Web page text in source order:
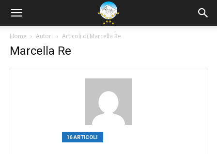
Home Autori Articoli di Marcella Re
Marcella Re
16 ARTICOLI